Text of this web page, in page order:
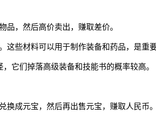
品，然后高价卖出，赚取差价。
些材料可以用于制作装备和药品，是重
它们掉落高级装备和技能书的概率较高。
换成元宝，然后再出售元宝，赚取人民币。